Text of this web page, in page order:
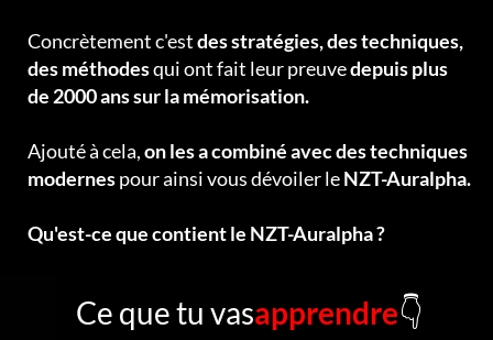
Concrètement c'estdes stratégies, des techniques,
des méthodesqui ont fait leur preuvedepuis plus
de 2000 ans sur la mémorisation.
Ajouté à cela,on les a combiné avec des techniques
modernespour ainsi vous dévoiler leNZT-Auralpha.
Qu'est-ce que contient le NZT-Auralpha ?
Ce que tu vasapprendre👇